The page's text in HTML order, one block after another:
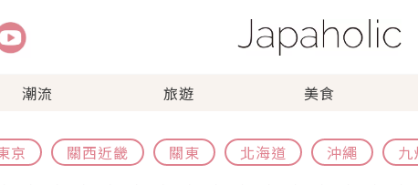
潮流 旅遊 美食
京 關西近畿 關東 北海道 沖繩 九